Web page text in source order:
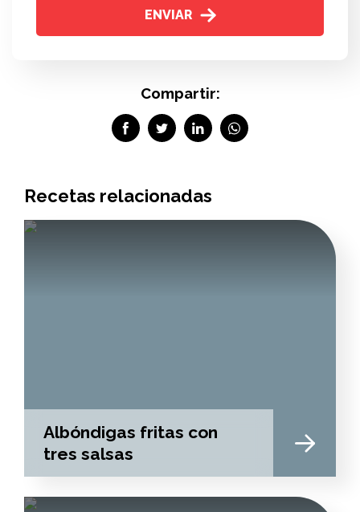
ENVIAR
Compartir:
Recetas relacionadas
Albóndigas fritas con
tres salsas